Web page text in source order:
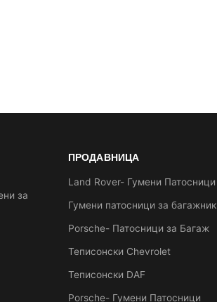
за
ПРОДАВНИЦА
Land Rover- Гумени Патосници
Гумени патосници за багажник
Porsche- Патосници за Багаж
Теписонски Chevrolet
Теписонски DAF
Porsche- Гумени Патосници